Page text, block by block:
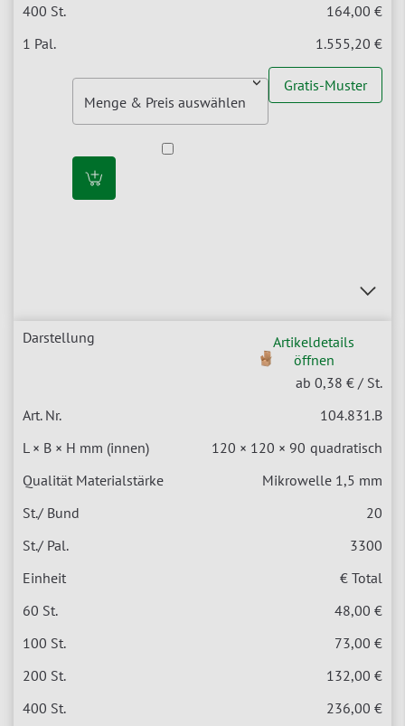
164,00 €
1.555,20 €
Gratis-Muster
Artikeldetails
öffnen
ab 0,38 € / St.
104.831.B
120 × 120 × 90 quadratisch
Mikrowelle 1,5 mm
20
3300
€ Total
48,00 €
73,00 €
132,00 €
236,00 €